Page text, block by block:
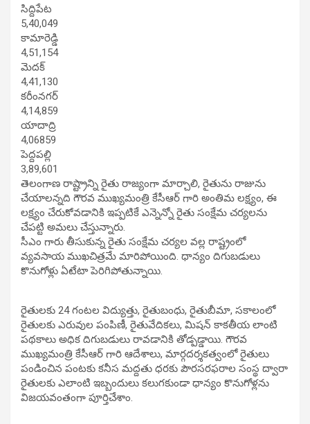
సిద్దిపేట
5,40,049
కామారెడ్డి
4,51,154
మెదక్
4,41,130
కరీంనగర్
4,14,859
యాదాద్రి
4,06859
పెద్దపల్లి
3,89,601
తెలంగాణ రాష్ట్రాన్ని రైతు రాజ్యంగా మార్చాలి, రైతును రాజును
చేయాలన్నది గౌరవ ముఖ్యమంత్రి కేసీఆర్ గారి అంతిమ లక్ష్యం, ఈ
లక్ష్యం చేరుకోవడానికి ఇప్పటికే ఎన్నెన్నో రైతు సంక్షేమ చర్యలను
చేపట్టి అమలు చేస్తున్నారు.
సీఎం గారు తీసుకున్న రైతు సంక్షేమ చర్యల వల్ల రాష్ట్రంలో
వ్యవసాయ ముఖచిత్రమే మారిపోయింది. ధాన్యం దిగుబడులు
కొనుగోళ్లు ఏటేటా పెరిగిపోతున్నాయి.
రైతులకు 24 గంటల విద్యుత్తు, రైతుబంధు, రైతుబీమా, సకాలంలో
రైతులకు ఎరువుల పంపిణీ, రైతువేదికలు, మిషన్ కాకతీయ లాంటి
పథకాలు అధిక దిగుబడులు రావడానికి తోడ్పడ్డాయి. గౌరవ
ముఖ్యమంత్రి కేసీఆర్ గారి ఆదేశాలు, మార్గదర్శకత్వంలో రైతులు
పండించిన పంటకు కనీస మద్దతు ధరకు పౌరసరఫరాల సంస్థ ద్వారా
రైతులకు ఎలాంటి ఇబ్బందులు కలుగకుండా ధాన్యం కొనుగోళ్లను
విజయవంతంగా పూర్తిచేశాం.